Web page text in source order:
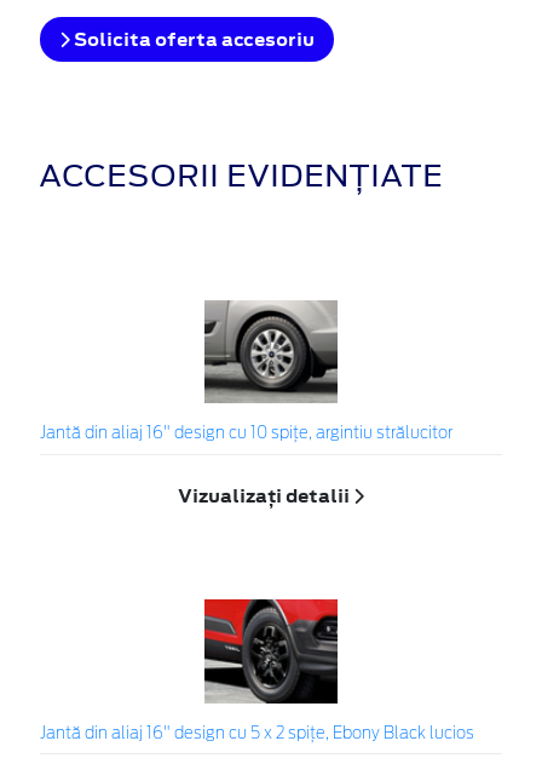
Solicita oferta accesoriu
ACCESORII EVIDENȚIATE
Jantă din aliaj 16" design cu 10 spițe, argintiu strălucitor
Vizualizați detalii
Jantă din aliaj 16" design cu 5 x 2 spițe, Ebony Black lucios